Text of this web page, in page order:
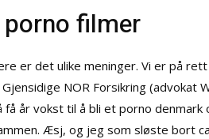
filmer
er det ulike meninger. Vi er på
NOR Forsikring (advokat
få år vokst til å bli et porno
Æsj, og jeg som sløste bort